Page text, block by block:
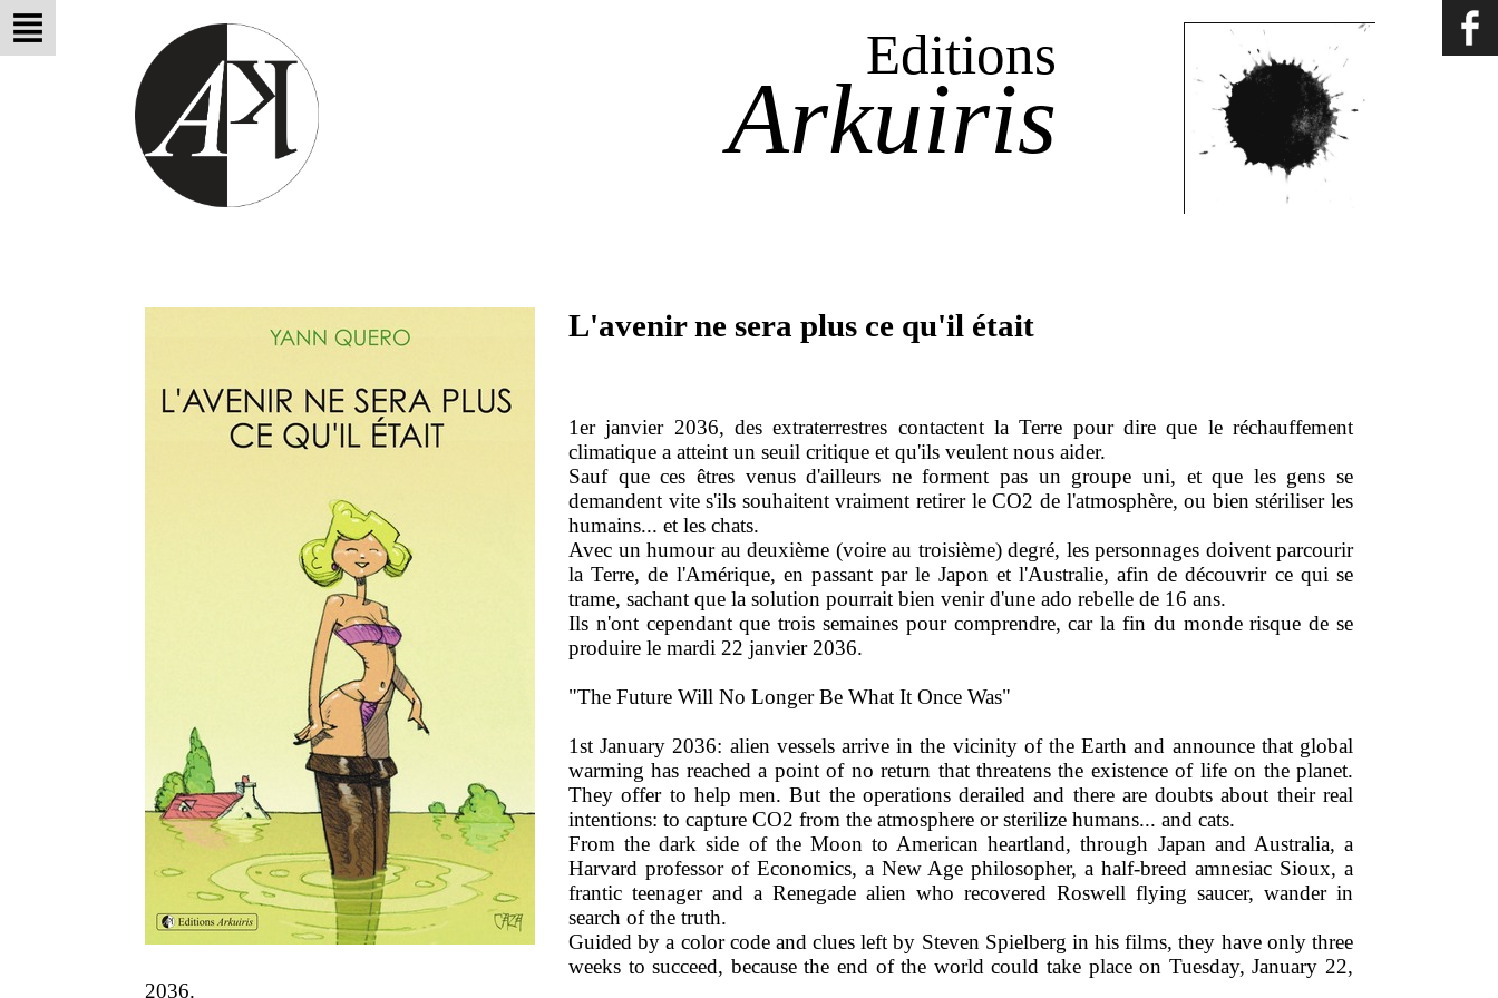
Editions
Arkuiris
L'avenir ne sera plus ce qu'il était
1er janvier 2036, des extraterrestres contactent la Terre pour dire que le réchauffement
climatique a atteint un seuil critique et qu'ils veulent nous aider.
Sauf que ces êtres venus d'ailleurs ne forment pas un groupe uni, et que les gens se
demandent vite s'ils souhaitent vraiment retirer le CO2 de l'atmosphère, ou bien stériliser les
humains... et les chats.
Avec un humour au deuxième (voire au troisième) degré, les personnages doivent parcourir
la Terre, de l'Amérique, en passant par le Japon et l'Australie, afin de découvrir ce qui se
trame, sachant que la solution pourrait bien venir d'une ado rebelle de 16 ans.
Ils n'ont cependant que trois semaines pour comprendre, car la fin du monde risque de se
produire le mardi 22 janvier 2036.
"The Future Will No Longer Be What It Once Was"
1st January 2036: alien vessels arrive in the vicinity of the Earth and announce that global
warming has reached a point of no return that threatens the existence of life on the planet.
They offer to help men. But the operations derailed and there are doubts about their real
intentions: to capture CO2 from the atmosphere or sterilize humans... and cats.
From the dark side of the Moon to American heartland, through Japan and Australia, a
Harvard professor of Economics, a New Age philosopher, a half-breed amnesiac Sioux, a
frantic teenager and a Renegade alien who recovered Roswell flying saucer, wander in
search of the truth.
Guided by a color code and clues left by Steven Spielberg in his films, they have only three
weeks to succeed, because the end of the world could take place on Tuesday, January 22,
2036.